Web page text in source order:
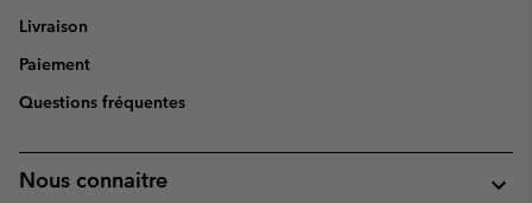
Livraison
Paiement
Questions fréquentes
Nous connaitre